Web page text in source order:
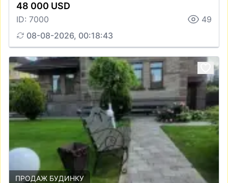
48 000 USD
ID: 7000
49
08-08-2026, 00:18:43
ПРОДАЖ БУДИНКУ